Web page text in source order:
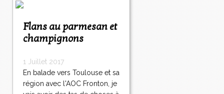
Flans au parmesan et
champignons
1 Juillet 2017
En balade vers Toulouse et sa
région avec l'AOC Fronton, je